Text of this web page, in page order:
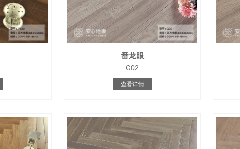
番龙眼
G02
查看详情